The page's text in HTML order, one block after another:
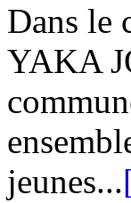
Dans le
YAKA
jeunes...